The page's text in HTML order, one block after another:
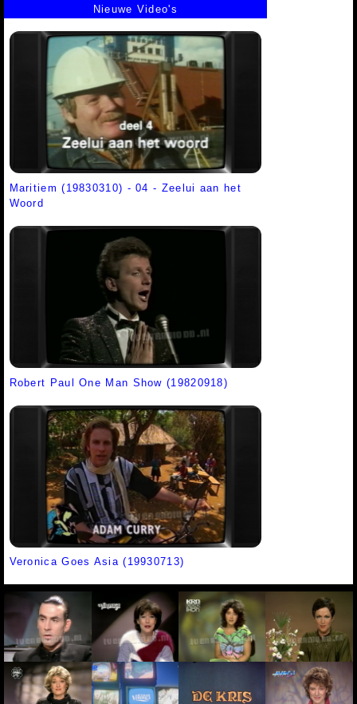
Nieuwe Video's
Maritiem (19830310) - 04 - Zeelui aan het
Woord
Robert Paul One Man Show (19820918)
Veronica Goes Asia (19930713)